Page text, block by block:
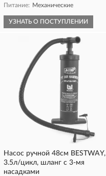
Питание: Механические
УЗНАТЬ О ПОСТУПЛЕНИИ
Насос ручной 48см BESTWAY,
3.5л/цикл, шланг с 3-мя
насадками